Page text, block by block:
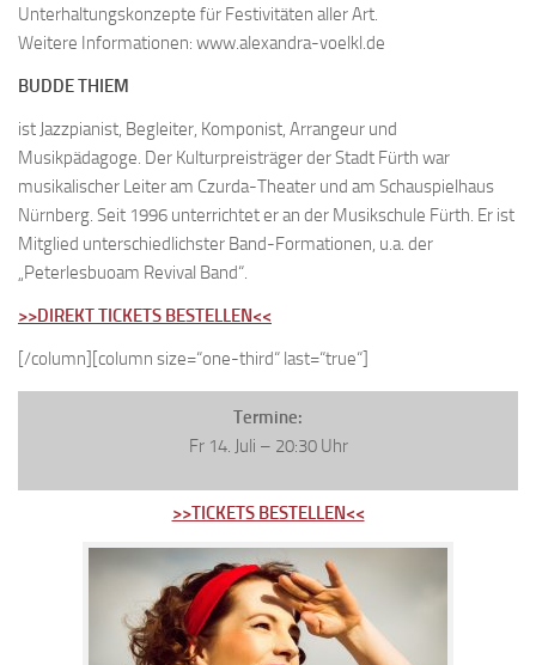
Unterhaltungskonzepte für Festivitäten aller Art.
Weitere Informationen: www.alexandra-voelkl.de
BUDDE THIEM
ist Jazzpianist, Begleiter, Komponist, Arrangeur und
Musikpädagoge. Der Kulturpreisträger der Stadt Fürth war
musikalischer Leiter am Czurda-Theater und am Schauspielhaus
Nürnberg. Seit 1996 unterrichtet er an der Musikschule Fürth. Er ist
Mitglied unterschiedlichster Band-Formationen, u.a. der
„Peterlesbuoam Revival Band“.
>>DIREKT TICKETS BESTELLEN<<
[/column][column size=“one-third“ last=“true“]
Termine:
Fr 14. Juli – 20:30 Uhr
>>TICKETS BESTELLEN<<